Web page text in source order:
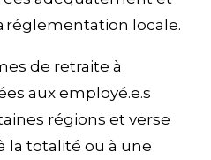
réglementation locale.
de retraite à
aux employé.e.s
régions et verse
la totalité ou à une